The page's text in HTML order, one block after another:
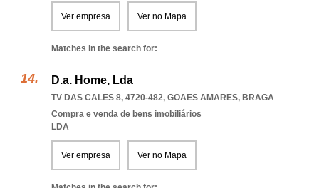
Ver empresa Ver no Mapa
Matches in the search for:
D.a. Home, Lda
TV DAS CALES 8, 4720-482, GOAES AMARES, BRAGA
Compra e venda de bens imobiliários
LDA
Ver empresa Ver no Mapa